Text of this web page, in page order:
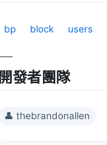
bp block users
開發者團隊
👤 thebrandonallen